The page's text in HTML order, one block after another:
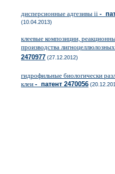
дисперсионные адгезивы ii -
(10.04.2013)
клеевые композиции,
производства
2470977 (27.12.2012)
гидрофильные биологически
клеи - патент 2470056